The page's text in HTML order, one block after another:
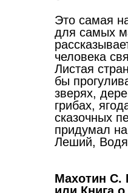
Это самая
для самых
человека
Листая
бы
зверях,
грибах,
сказочных
придумал
Леший,
Махотин С.